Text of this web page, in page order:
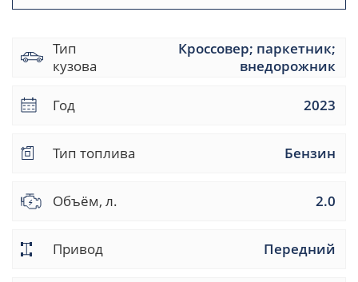
Тип
кузова
Кроссовер; паркетник;
внедорожник
Год 2023
Тип топлива Бензин
Объём, л. 2.0
Привод Передний